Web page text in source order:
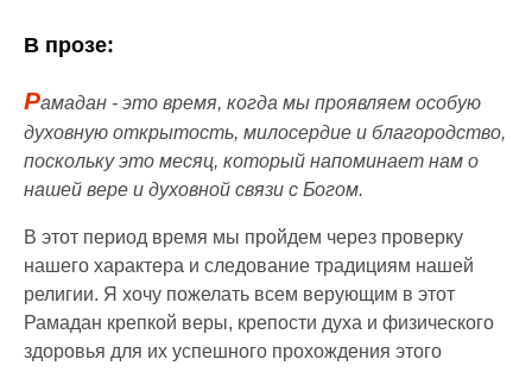
В прозе:
Рамадан - это время, когда мы проявляем особую
духовную открытость, милосердие и благородство,
поскольку это месяц, который напоминает нам о
нашей вере и духовной связи с Богом.
В этот период время мы пройдем через проверку
нашего характера и следование традициям нашей
религии. Я хочу пожелать всем верующим в этот
Рамадан крепкой веры, крепости духа и физического
здоровья для их успешного прохождения этого